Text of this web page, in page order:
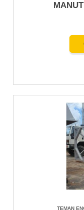
TEMAN